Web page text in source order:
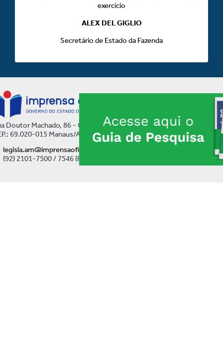
exercício
ALEX DEL GIGLIO
Secretário de Estado da Fazenda
Doutor Machado, 86 - Centro
69.020-015 Manaus/AM
legisla.am@imprensaoficial.am.gov.br
(92) 2101-7500 / 7546 (Ramal)